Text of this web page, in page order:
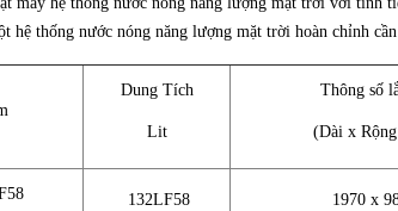
hệ thống nước nóng năng lượng mặt trời hoàn chỉnh
Dung Tích
Lit
Thông số
(Dài x
132LF58 1970 x